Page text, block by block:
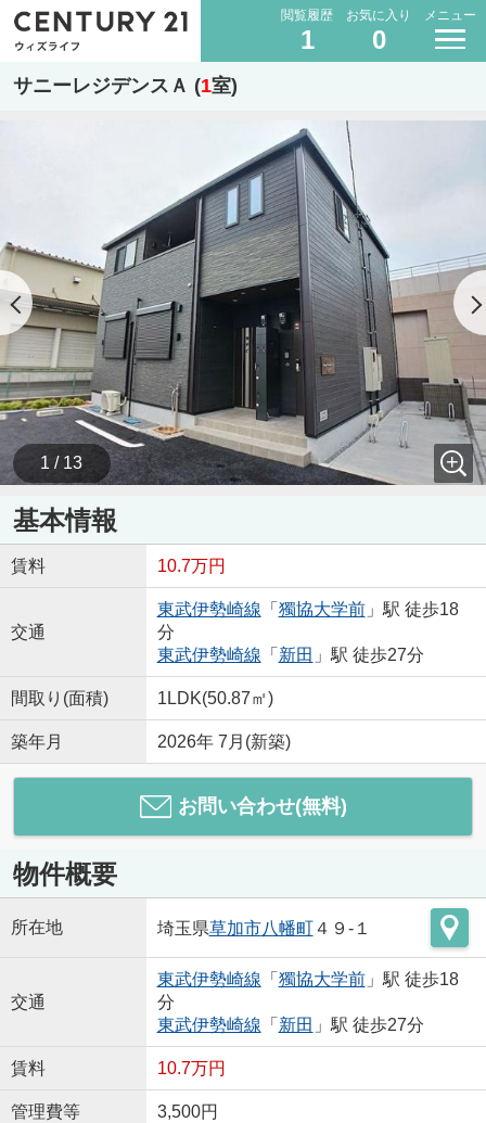
閲覧履歴
1
お気に入り
0
メニュー
サニーレジデンスＡ (1室)
1 / 13
基本情報
賃料 10.7万円
交通
東武伊勢崎線 「 獨協大学前」駅 徒歩18
分
東武伊勢崎線 「 新田 」駅 徒歩27分
間取り(面積) 1LDK(50.87㎡)
築年月 2026年 7月(新築)
お問い合わせ(無料)
物件概要
所在地 埼玉県草加市八幡町４９-１
交通
東武伊勢崎線 「 獨協大学前」駅 徒歩18
分
東武伊勢崎線 「 新田 」駅 徒歩27分
賃料 10.7万円
管理費等 3,500円